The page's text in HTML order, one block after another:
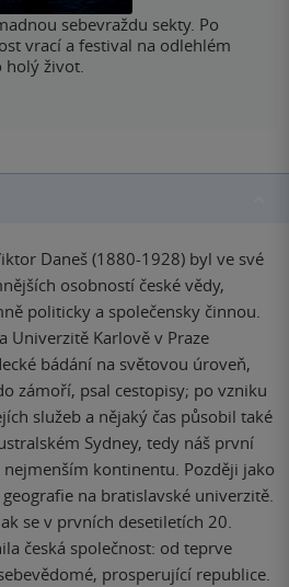
sebevraždu sekty. Po
vrací a festival na odlehlém
holý život.
Daneš (1880-1928) byl ve své
osobností české vědy,
politicky a společensky činnou.
Univerzitě Karlově v Praze
bádání na světovou úroveň,
zámoří, psal cestopisy; po vzniku
služeb a nějaký čas působil také
Sydney, tedy náš první
kontinentu. Později jako
na bratislavské univerzitě.
se v prvních desetiletích 20.
česká společnost: od teprve
prosperující republice.